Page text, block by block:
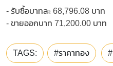
- รับซื้อบาทละ 68,796.08 บาท
- ขายออกบาท 71,200.00 บาท
TAGS: #ราคาทอง